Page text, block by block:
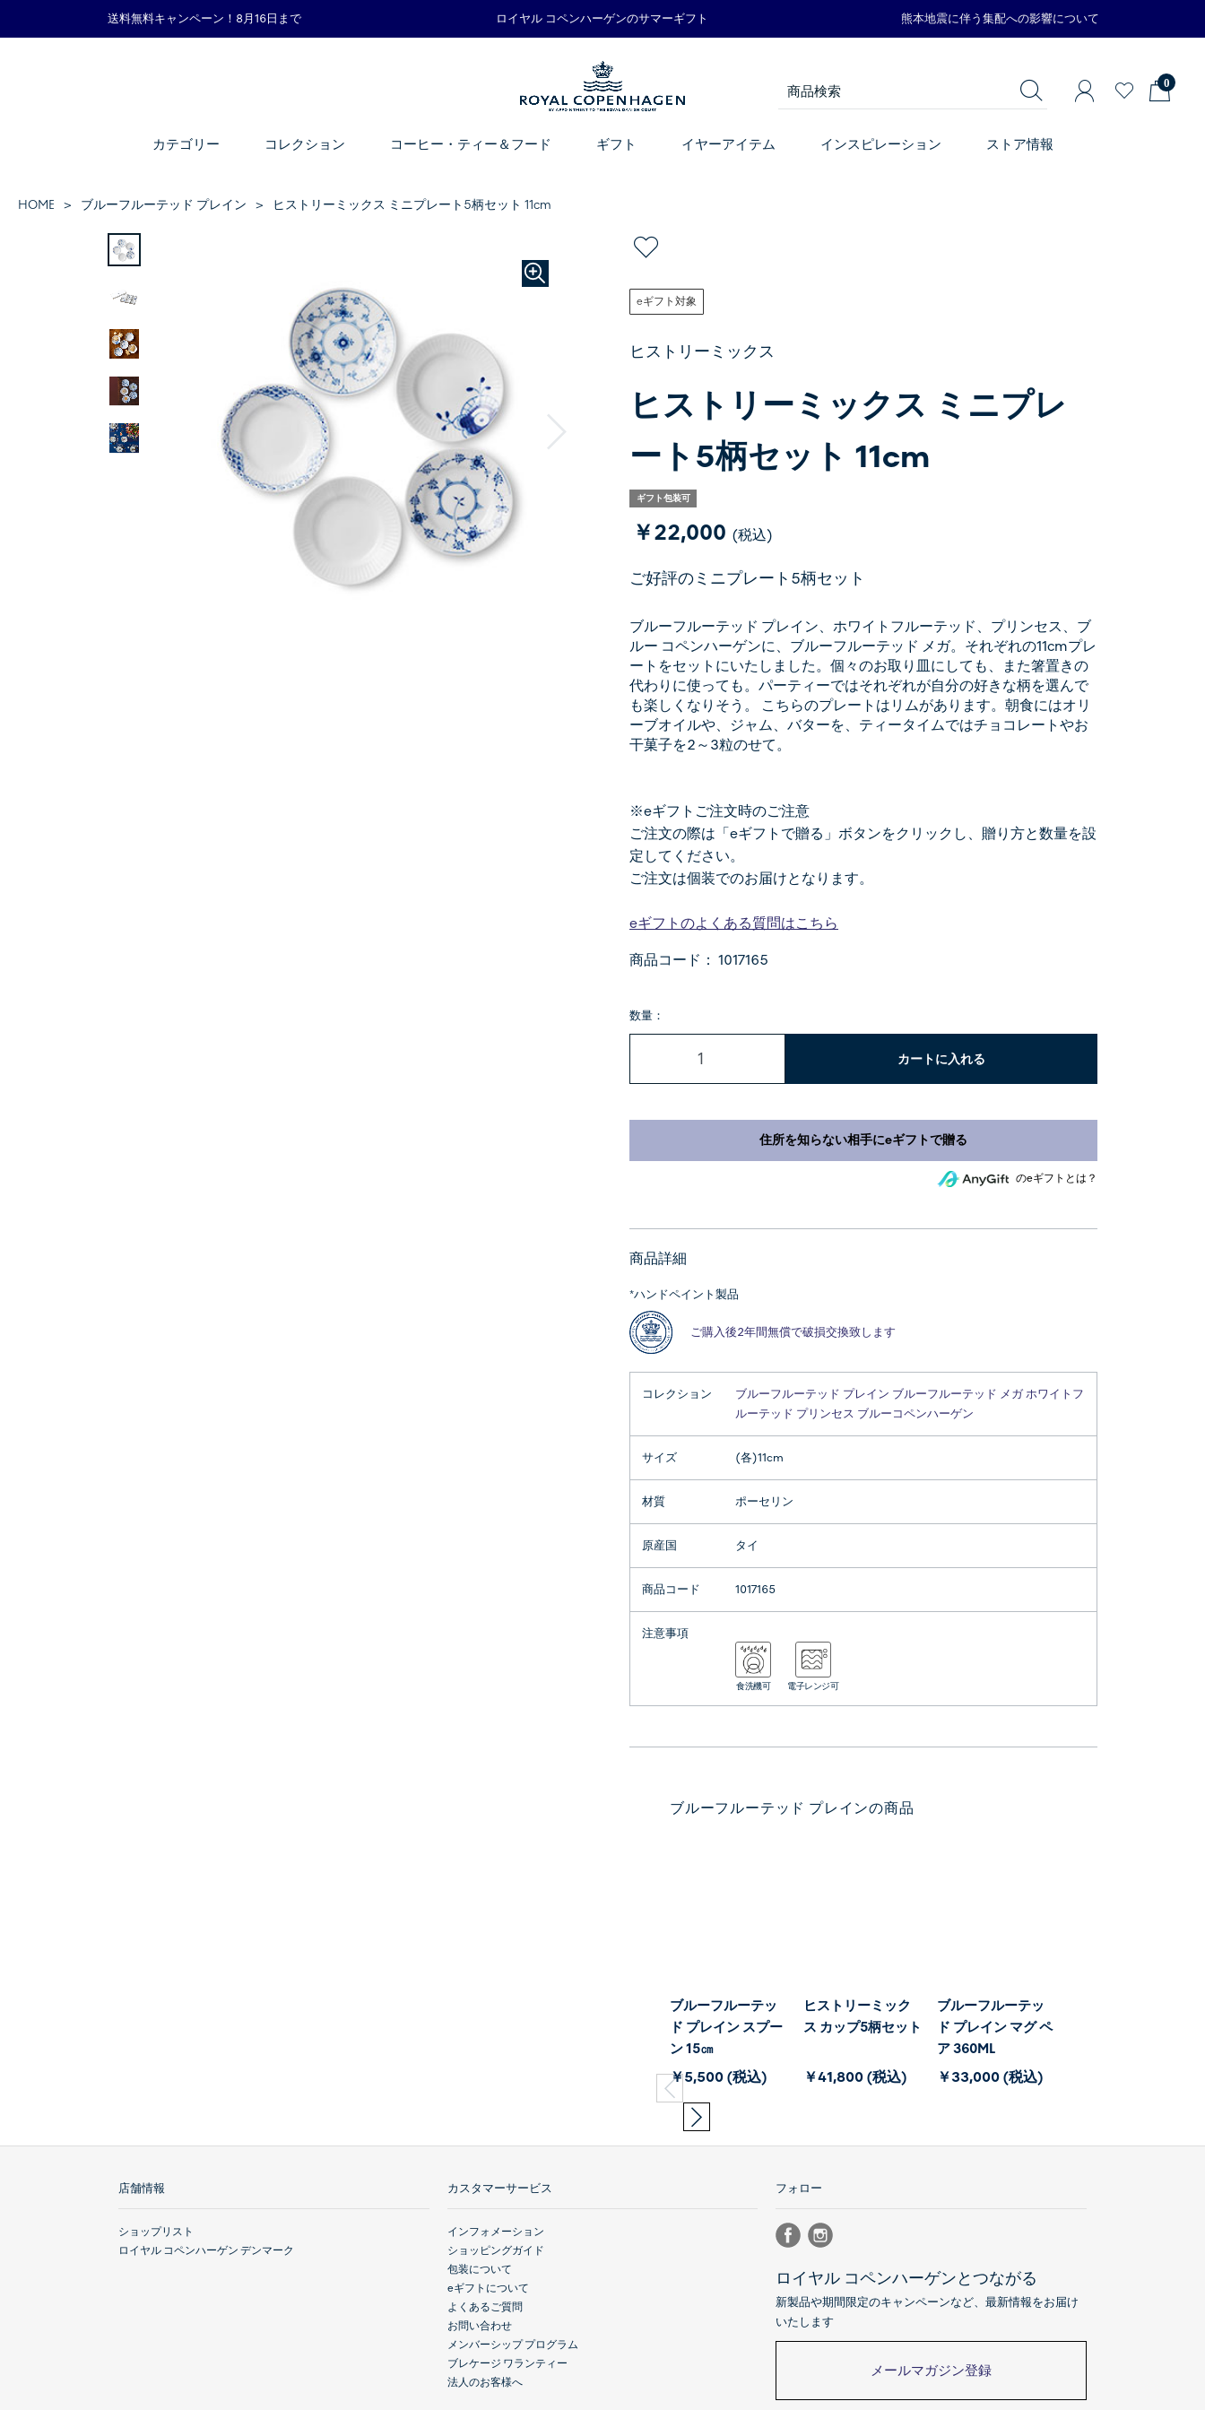
送料無料キャンペーン！8月16日まで ロイヤル コペンハーゲンのサマーギフト 熊本地震に伴う集配への影響について
0
カテゴリー コレクション コーヒー・ティー＆フード ギフト イヤーアイテム インスピレーション ストア情報
HOME ブルーフルーテッド プレイン ヒストリーミックス ミニプレート5柄セット 11cm
eギフト対象
ヒストリーミックス
ヒストリーミックス ミニプレ
ート5柄セット 11cm
ギフト包装可
￥22,000 (税込)
ご好評のミニプレート5柄セット
ブルーフルーテッド プレイン、ホワイトフルーテッド、プリンセス、ブ
ルー コペンハーゲンに、ブルーフルーテッド メガ。それぞれの11cmプレ
ートをセットにいたしました。個々のお取り皿にしても、また箸置きの
代わりに使っても。パーティーではそれぞれが自分の好きな柄を選んで
も楽しくなりそう。 こちらのプレートはリムがあります。朝食にはオリ
ーブオイルや、ジャム、バターを、ティータイムではチョコレートやお
干菓子を2～3粒のせて。
※eギフトご注文時のご注意
ご注文の際は「eギフトで贈る」ボタンをクリックし、贈り方と数量を設
定してください。
ご注文は個装でのお届けとなります。
eギフトのよくある質問はこちら
商品コード： 1017165
数量：
カートに入れる
のeギフトとは？
商品詳細
*ハンドペイント製品
ご購入後2年間無償で破損交換致します
コレクション ブルーフルーテッド プレイン ブルーフルーテッド メガホワイトフ
ルーテッド プリンセス ブルーコペンハーゲン
サイズ (各)11cm
材質 ポーセリン
原産国 タイ
商品コード 1017165
注意事項
食洗機可 電子レンジ可
ブルーフルーテッド プレインの商品
ブルーフルーテッ
ド プレイン スプー
ン 15㎝
￥5,500 (税込)
ヒストリーミック
ス カップ5柄セット
￥41,800 (税込)
ブルーフルーテッ
ド プレイン マグ ペ
ア 360ML
￥33,000 (税込)
店舗情報
ショップリスト
ロイヤル コペンハーゲン デンマーク
カスタマーサービス
インフォメーション
ショッピングガイド
包装について
eギフトについて
よくあるご質問
お問い合わせ
メンバーシップ プログラム
ブレケージ ワランティー
法人のお客様へ
フォロー
ロイヤル コペンハーゲンとつながる
新製品や期間限定のキャンペーンなど、最新情報をお届け
いたします
メールマガジン登録